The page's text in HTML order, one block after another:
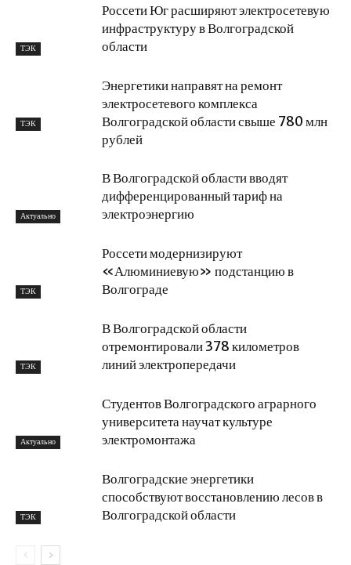
ТЭК
Россети Юг расширяют электросетевую
инфраструктуру в Волгоградской
области
ТЭК
Энергетики направят на ремонт
электросетевого комплекса
Волгоградской области свыше 780 млн
рублей
Актуально
В Волгоградской области вводят
дифференцированный тариф на
электроэнергию
ТЭК
Россети модернизируют
«Алюминиевую» подстанцию в
Волгограде
ТЭК
В Волгоградской области
отремонтировали 378 километров
линий электропередачи
Актуально
Студентов Волгоградского аграрного
университета научат культуре
электромонтажа
ТЭК
Волгоградские энергетики
способствуют восстановлению лесов в
Волгоградской области